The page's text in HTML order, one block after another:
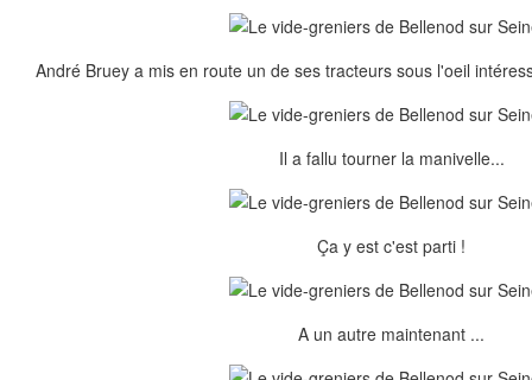
André Bruey a mis en route un de ses tracteurs sous l'oeil
Il a fallu tourner la manivelle...
Ça y est c'est parti !
A un autre maintenant ...